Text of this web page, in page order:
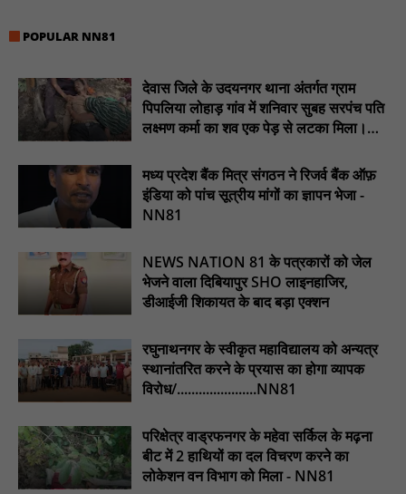
गहनता एवं सूक्ष्मता से निरीक्षण कर सम्बन्धित को आवश्यक दिशा-निर्देश दिया
गया : NN81
इंदिरा मिनी स्टेडियम में मुख्य समारोह स्थल का निरीक्षण कर अधिकारियों को
दिए समय-सीमा में तैयारी पूर्ण करने के निर्देश : NN81
₹10 न्यूनतम किराया, ₹2 प्रति किमी दर: सिवनी में बस यात्रियों पर बढ़ेगा
आर्थिक दबाव, राजपत्र में नई किराया दरें: NN81
चिरूनी गांव को मिली सड़क की सौगात, डेढ़ किमी रोड मंजूर होते ही ग्रामीणों में
ईदगाह परिसर में वृक्षारोपण कर मनाया गया इमरान प्रतापगढ़ी जी का जन्मदिन
: nn81
POPULAR NN81
देवास जिले के उदयनगर थाना अंतर्गत ग्राम
पिपलिया लोहाड़ गांव में शनिवार सुबह सरपंच पति
लक्ष्मण कर्मा का शव एक पेड़ से लटका मिला।
मध्य प्रदेश बैंक मित्र संगठन ने रिजर्व बैंक ऑफ़
इंडिया को पांच सूत्रीय मांगों का ज्ञापन भेजा -
NN81
NEWS NATION 81 के पत्रकारों को जेल
भेजने वाला दिबियापुर SHO लाइनहाजिर,
डीआईजी शिकायत के बाद बड़ा एक्शन
रघुनाथनगर के स्वीकृत महाविद्यालय को अन्यत्र
स्थानांतरित करने के प्रयास का होगा व्यापक
विरोध/......................NN81
परिक्षेत्र वाड्रफनगर के महेवा सर्किल के मढ़ना
बीट में 2 हाथियों का दल विचरण करने का
लोकेशन वन विभाग को मिला - NN81